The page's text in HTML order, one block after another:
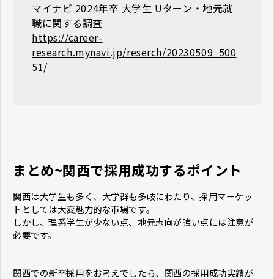
マイナビ 2024年卒 大学生 Uターン・地元就
職に関する調査
https://career-
research.mynavi.jp/reserch/20230509_500
51/
まとめ~関西で採用成功するポイント
関西は大学生も多く、大学群も多岐にわたり、採用マーケッ
トとしては大変魅力的な市場です。
しかし、理系学生が少ない点、地元志向が強い点には注意が
必要です。
関西での新卒採用をお考えでしたら、関西の採用成功実績が